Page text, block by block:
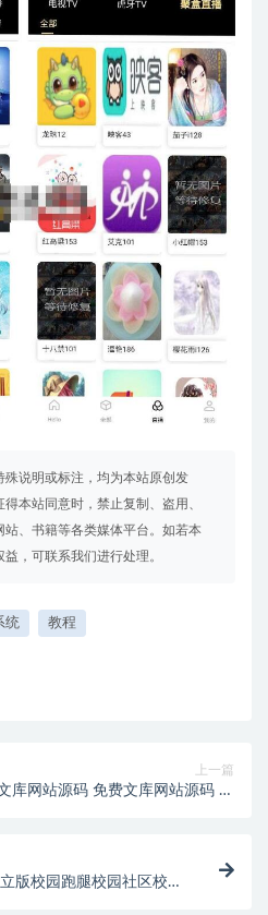
殊说明或标注，均为本站原创发
本站同意时，禁止复制、盗用、
、书籍等各类媒体平台。如若本
，可联系我们进行处理。
统 教程
上一篇
库网站源码 免费文库网站源码 文
版校园跑腿校园社区校园